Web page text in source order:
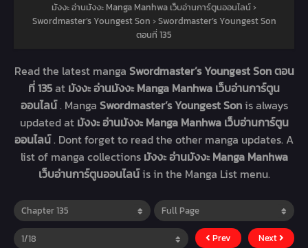
มังงะ อ่านมังงะ Manga Manhwa เว็บอ่านการ์ตูนออนไลน์›
Swordmaster’s Youngest Son ›Swordmaster’s Youngest Son
ตอนที่ 135
Read the latest manga Swordmaster’s Youngest Son ตอน
ที่ 135at มังงะ อ่านมังงะ Manga Manhwa เว็บอ่านการ์ตูน
ออนไลน์. Manga Swordmaster’s Youngest Sonis always
updated at มังงะ อ่านมังงะ Manga Manhwa เว็บอ่านการ์ตูน
ออนไลน์. Dont forget to read the other manga updates. A
list of manga collections มังงะ อ่านมังงะ Manga Manhwa
เว็บอ่านการ์ตูนออนไลน์is in the Manga List menu.
Prev Next